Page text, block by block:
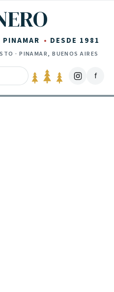
DESDE 1981
· PINAMAR, BUENOS AIRES
f